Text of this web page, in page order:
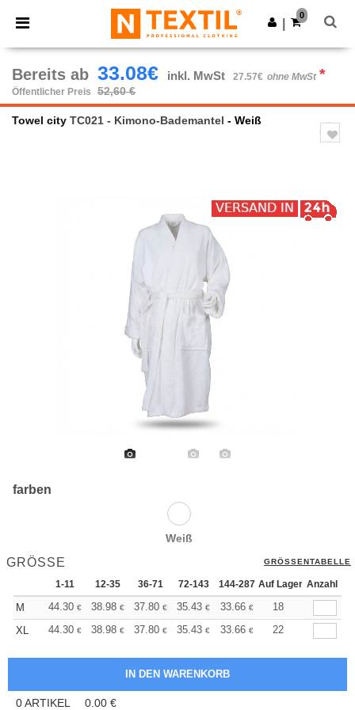
× Ntextil App
Bessere Preise in der App!
App holen
0
Bereits ab 33.08€ inkl. MwSt 27.57€ ohne MwSt *
Öffentlicher Preis 52,60 €
Towel city TC021 - Kimono-Bademantel - Weiß
farben
Weiß
GRÖSSE GRÖSSENTABELLE
1-11 12-35 36-71 72-143 144-287 288 + Mehr
Auf Lager Anzahl
M 44.30 € 38.98 € 37.80 € 35.43 € 33.66 € 33.08
18
XL
44.30 € 38.98 € 37.80 € 35.43 € 33.66 € 33.08
22
0ARTIKEL 0.00 €